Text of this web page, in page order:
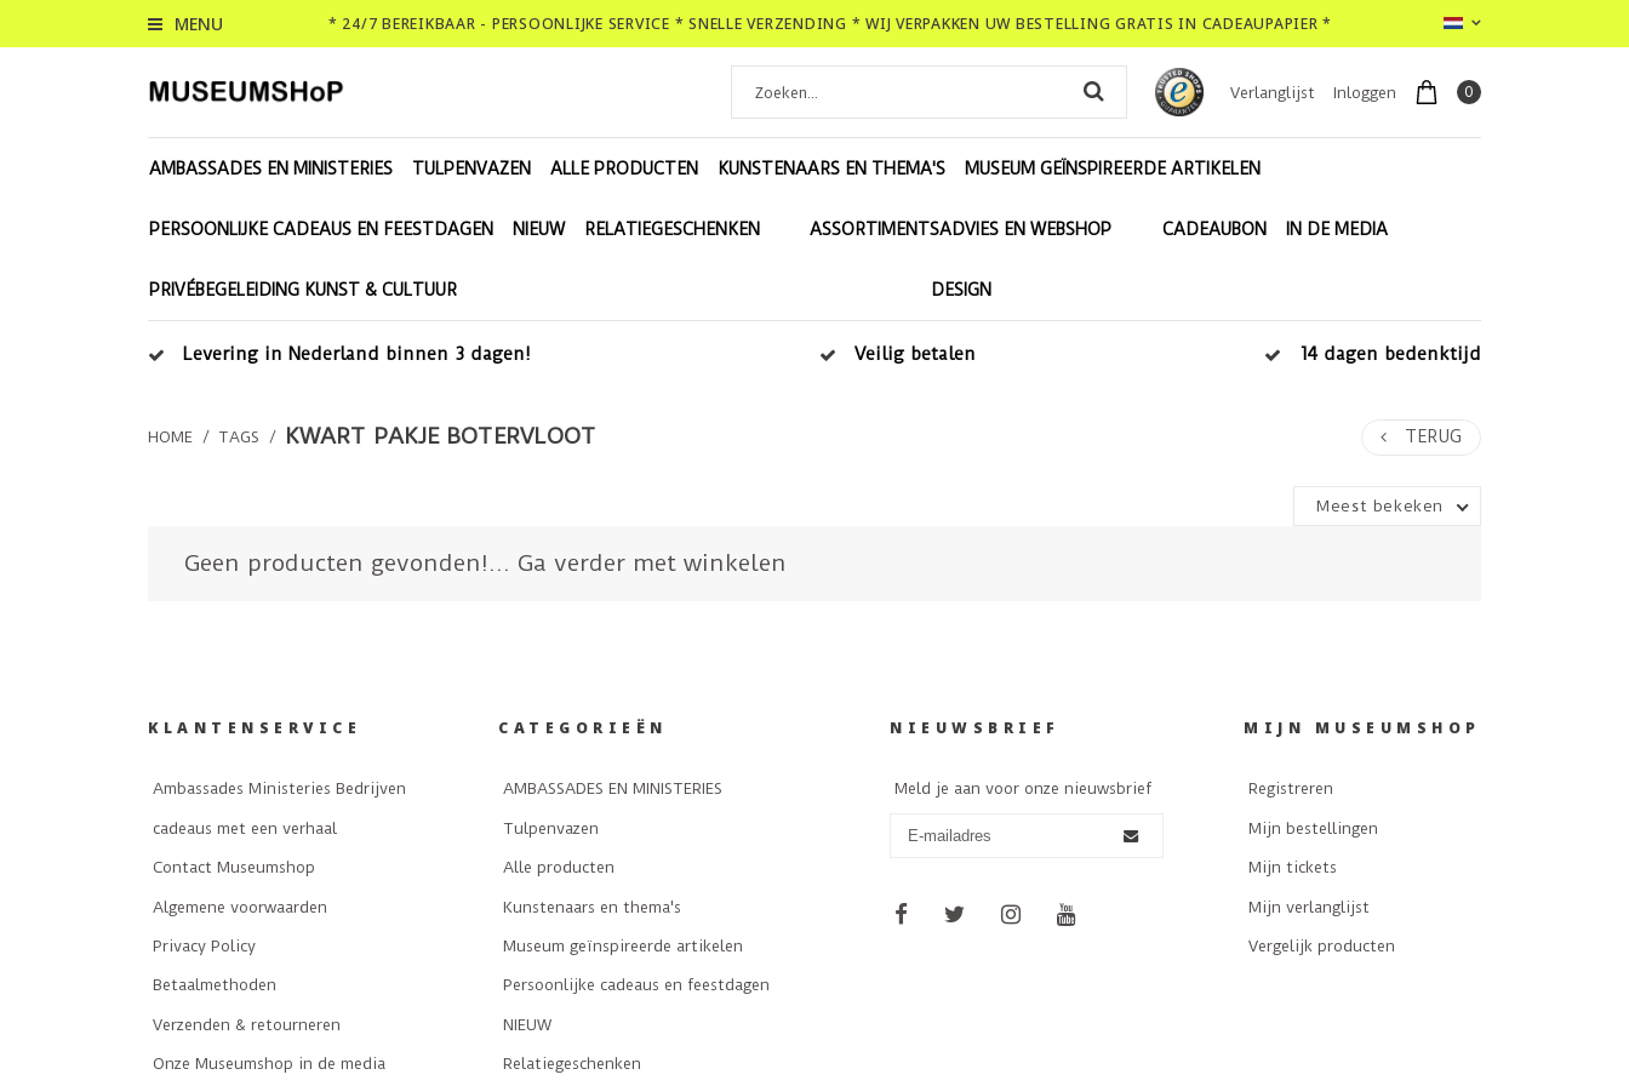
MENU * 24/7 BEREIKBAAR - PERSOONLIJKE SERVICE * SNELLE VERZENDING * WIJ VERPAKKEN UW BESTELLING GRATIS IN CADEAUPAPIER *
Verlanglijst Inloggen 0
AMBASSADES EN MINISTERIES TULPENVAZEN ALLE PRODUCTEN KUNSTENAARS EN THEMA'S MUSEUM GEÏNSPIREERDE ARTIKELEN
PERSOONLIJKE CADEAUS EN FEESTDAGEN NIEUW RELATIEGESCHENKEN ASSORTIMENTSADVIES EN WEBSHOP
DESIGN
CADEAUBON IN DE MEDIA
PRIVÉBEGELEIDING KUNST & CULTUUR
Levering in Nederland binnen 3 dagen! Veilig betalen 14 dagen bedenktijd
HOME / TAGS / KWART PAKJE BOTERVLOOT TERUG
Meest bekeken
Geen producten gevonden!... Ga verder met winkelen
KLANTENSERVICE
Ambassades Ministeries Bedrijven
cadeaus met een verhaal
Contact Museumshop
Algemene voorwaarden
Privacy Policy
Betaalmethoden
Verzenden & retourneren
Onze Museumshop in de media
CATEGORIEËN
AMBASSADES EN MINISTERIES
Tulpenvazen
Alle producten
Kunstenaars en thema's
Museum geïnspireerde artikelen
Persoonlijke cadeaus en feestdagen
NIEUW
Relatiegeschenken
NIEUWSBRIEF
Meld je aan voor onze nieuwsbrief
MIJN MUSEUMSHOP
Registreren
Mijn bestellingen
Mijn tickets
Mijn verlanglijst
Vergelijk producten